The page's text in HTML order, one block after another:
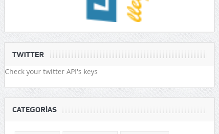
TWITTER
Check your twitter API's keys
CATEGORÍAS